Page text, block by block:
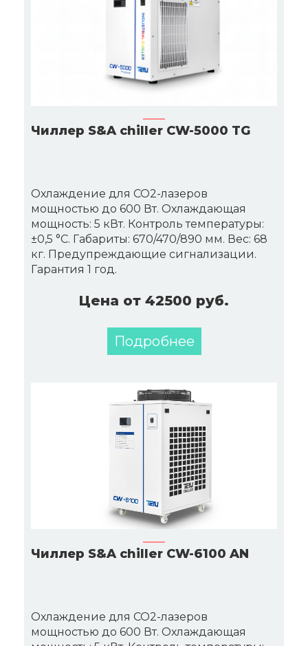
Чиллер S&A chiller CW-5000 TG
Охлаждение для CO2-лазеров
мощностью до 600 Вт. Охлаждающая
мощность: 5 кВт. Контроль температуры:
±0,5 °C. Габариты: 670/470/890 мм. Вес: 68
кг. Предупреждающие сигнализации.
Гарантия 1 год.
Цена от 42500 руб.
Подробнее
Чиллер S&A chiller CW-6100 AN
Охлаждение для CO2-лазеров
мощностью до 600 Вт. Охлаждающая